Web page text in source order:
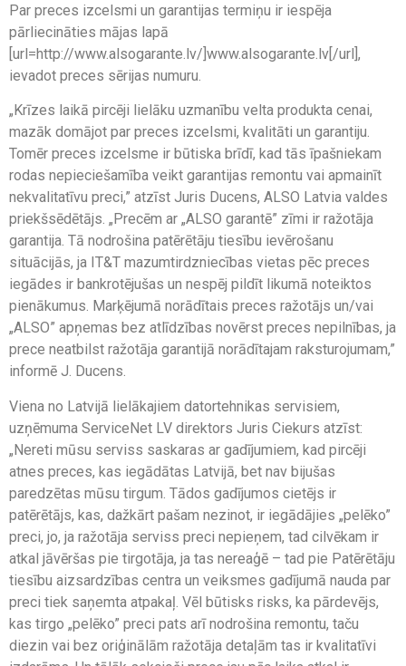
Par preces izcelsmi un garantijas termiņu ir iespēja
pārliecināties mājas lapā
[url=http://www.alsogarante.lv/]www.alsogarante.lv[/url],
ievadot preces sērijas numuru.
„Krīzes laikā pircēji lielāku uzmanību velta produkta cenai,
mazāk domājot par preces izcelsmi, kvalitāti un garantiju.
Tomēr preces izcelsme ir būtiska brīdī, kad tās īpašniekam
rodas nepieciešamība veikt garantijas remontu vai apmainīt
nekvalitatīvu preci,” atzīst Juris Ducens, ALSO Latvia valdes
priekšsēdētājs. „Precēm ar „ALSO garantē” zīmi ir ražotāja
garantija. Tā nodrošina patērētāju tiesību ievērošanu
situācijās, ja IT&T mazumtirdzniecības vietas pēc preces
iegādes ir bankrotējušas un nespēj pildīt likumā noteiktos
pienākumus. Marķējumā norādītais preces ražotājs un/vai
„ALSO” apņemas bez atlīdzības novērst preces nepilnības, ja
prece neatbilst ražotāja garantijā norādītajam raksturojumam,”
informē J. Ducens.
Viena no Latvijā lielākajiem datortehnikas servisiem,
uzņēmuma ServiceNet LV direktors Juris Ciekurs atzīst:
„Nereti mūsu serviss saskaras ar gadījumiem, kad pircēji
atnes preces, kas iegādātas Latvijā, bet nav bijušas
paredzētas mūsu tirgum. Tādos gadījumos cietējs ir
patērētājs, kas, dažkārt pašam nezinot, ir iegādājies „pelēko”
preci, jo, ja ražotāja serviss preci nepieņem, tad cilvēkam ir
atkal jāvēršas pie tirgotāja, ja tas nereaģē – tad pie Patērētāju
tiesību aizsardzības centra un veiksmes gadījumā nauda par
preci tiek saņemta atpakaļ. Vēl būtisks risks, ka pārdevējs,
kas tirgo „pelēko” preci pats arī nodrošina remontu, taču
diezin vai bez oriģinālām ražotāja detaļām tas ir kvalitatīvi